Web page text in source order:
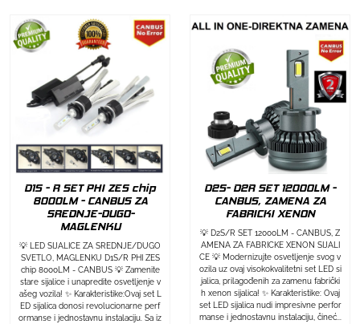
D1S - R SET PHI ZES chip
8000LM - CANBUS ZA
SREDNJE-DUGO-
MAGLENKU
💡 LED SIJALICE ZA SREDNJE/DUGO
SVETLO, MAGLENKU D1S/R PHI ZES
chip 8000LM - CANBUS 💡 Zamenite
stare sijalice i unapredite osvetljenje v
ašeg vozila! ✨ Karakteristike:Ovaj set L
ED sijalica donosi revolucionarne perf
ormanse i jednostavnu instalaciju. Sa iz
D2S- D2R SET 12000LM -
CANBUS, ZAMENA ZA
FABRICKI XENON
💡 D2S/R SET 12000LM - CANBUS, Z
AMENA ZA FABRICKE XENON SIJALI
CE 💡 Modernizujte osvetljenje svog v
ozila uz ovaj visokokvalitetni set LED si
jalica, prilagođenih za zamenu fabrički
h xenon sijalica! ✨ Karakteristike: Ovaj
set LED sijalica nudi impresivne perfor
manse i jednostavnu instalaciju, čineć...